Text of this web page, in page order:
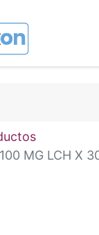
MG LCH X